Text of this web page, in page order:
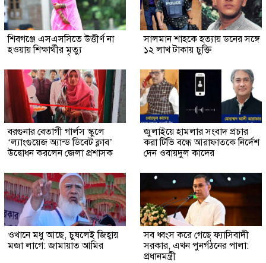
শিবগঞ্জে এসএসসিতে উত্তীর্ণ না
হওয়ায় শিক্ষার্থীর মৃত্যু
সালমান শাহকে হত্যায় ডনের সঙ্গে
১২ লাখ টাকায় চুক্তি
বরগুনার বেতাগী গার্লস স্কুলে
‘ল্যাংগুয়েজ অ্যান্ড ডিবেট ক্লাব’
উদ্বোধন করলেন জেলা প্রশাসক
জুলাইয়ে হামলার সংবাদ প্রচার
করা টিভি বন্ধে আরাফাতকে নির্দেশ
দেন ওবায়দুল কাদের
ওখানে মধু আছে, চুষলেই জিহ্বায়
মজা লাগে: জামায়াত আমির
সব ধ্বংস করে গেছে ফ্যাসিবাদী
সরকার, এখন পুনর্গঠনের পালা:
প্রধানমন্ত্রী